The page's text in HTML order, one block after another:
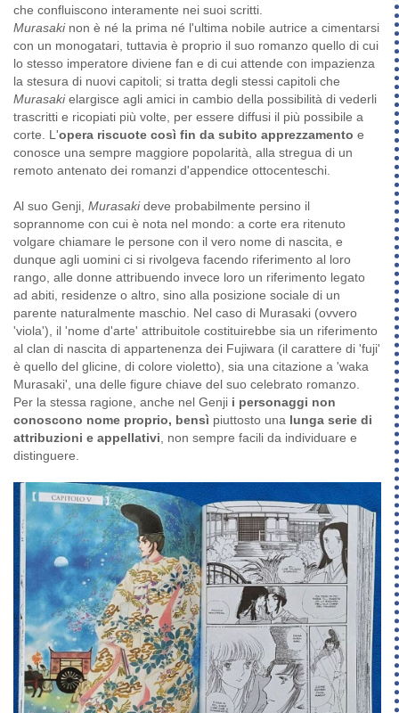
che confluiscono interamente nei suoi scritti.
Murasaki non è né la prima né l'ultima nobile autrice a cimentarsi
con un monogatari, tuttavia è proprio il suo romanzo quello di cui
lo stesso imperatore diviene fan e di cui attende con impazienza
la stesura di nuovi capitoli; si tratta degli stessi capitoli che
Murasakielargisce agli amici in cambio della possibilità di vederli
trascritti e ricopiati più volte, per essere diffusi il più possibile a
corte. L'opera riscuote così fin da subito apprezzamento e
conosce una sempre maggiore popolarità, alla stregua di un
remoto antenato dei romanzi d'appendice ottocenteschi.
Al suo Genji, Murasakideve probabilmente persino il
soprannome con cui è nota nel mondo: a corte era ritenuto
volgare chiamare le persone con il vero nome di nascita, e
dunque agli uomini ci si rivolgeva facendo riferimento al loro
rango, alle donne attribuendo invece loro un riferimento legato
ad abiti, residenze o altro, sino alla posizione sociale di un
parente naturalmente maschio. Nel caso di Murasaki (ovvero
'viola'), il 'nome d'arte' attribuitole costituirebbe sia un riferimento
al clan di nascita di appartenenza dei Fujiwara (il carattere di 'fuji'
è quello del glicine, di colore violetto), sia una citazione a 'waka
Murasaki', una delle figure chiave del suo celebrato romanzo.
Per la stessa ragione, anche nel Genji i personaggi non
conoscono nome proprio, bensì piuttosto una lunga serie di
attribuzioni e appellativi , non sempre facili da individuare e
distinguere.